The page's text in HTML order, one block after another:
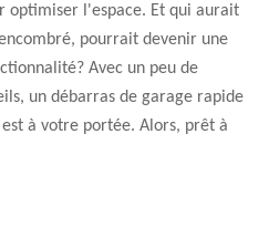
optimiser l'espace. Et qui aurait
pourrait devenir une
Avec un peu de
un débarras de garage rapide
à votre portée. Alors, prêt à